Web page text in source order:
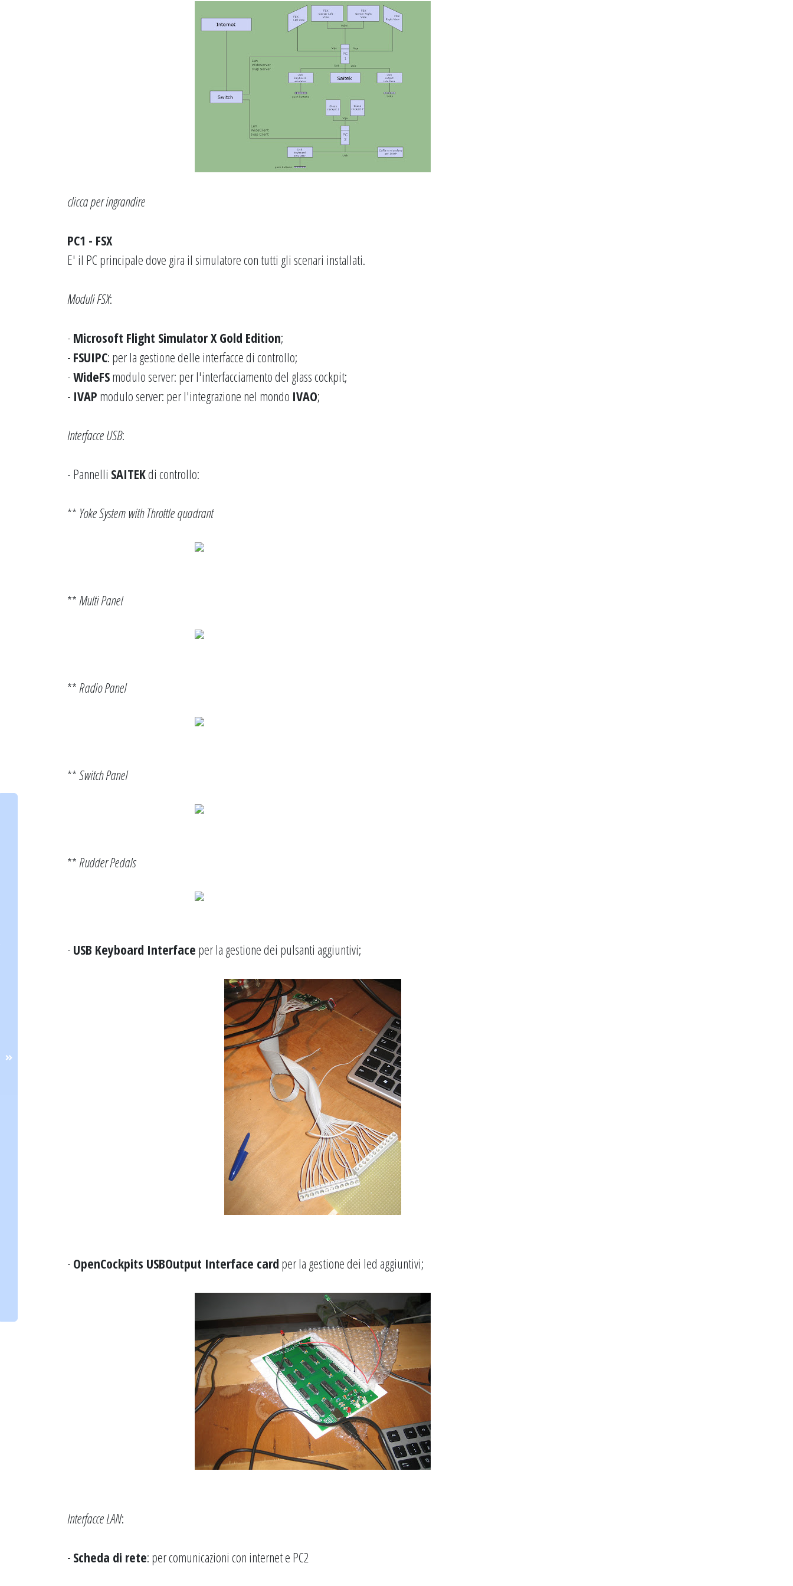
clicca per ingrandire
PC1 - FSX
E' il PC principale dove gira il simulatore con tutti gli scenari installati.
Moduli FSX:
- Microsoft Flight Simulator X Gold Edition;
- FSUIPC: per la gestione delle interfacce di controllo;
-WideFSmodulo server: per l'interfacciamento del glass cockpit;
- IVAP modulo server: per l'integrazione nel mondo IVAO;
Interfacce USB:
- Pannelli SAITEKdi controllo:
** Yoke System with Throttle quadrant
**Multi Panel
**Radio Panel
**Switch Panel
**Rudder Pedals
- USB Keyboard Interface per la gestione dei pulsanti aggiuntivi;
- OpenCockpits USBOutput Interface card per la gestione dei led aggiuntivi;
Interfacce LAN:
- Scheda di rete: per comunicazioni con internet e PC2